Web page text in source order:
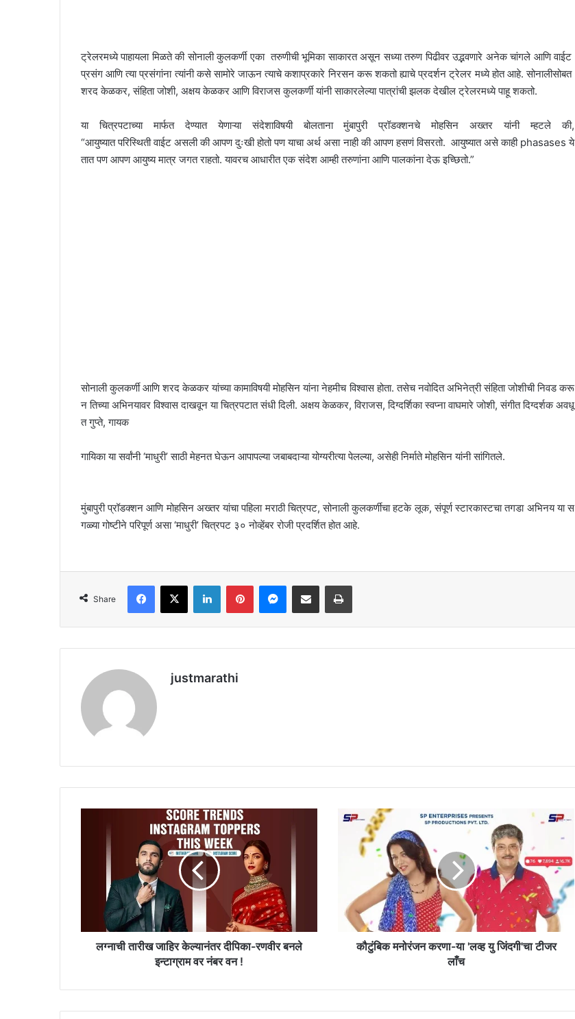
ट्रेलरमध्ये पाहायला मिळते की सोनाली कुलकर्णी एका तरुणीची भूमिका साकारत असून सध्या तरुण पिढीवर उद्भवणारे अनेक चांगले आणि वाईट
प्रसंग आणि त्या प्रसंगांना त्यांनी कसे सामोरे जाऊन त्याचे कशाप्रकारे निरसन करू शकतो ह्याचे प्रदर्शन ट्रेलर मध्ये होत आहे. सोनालीसोबत
शरद केळकर, संहिता जोशी, अक्षय केळकर आणि विराजस कुलकर्णी यांनी साकारलेल्या पात्रांची झलक देखील ट्रेलरमध्ये पाहू शकतो.
या चित्रपटाच्या मार्फत देण्यात येणाऱ्या संदेशाविषयी बोलताना मुंबापुरी प्रॉडक्शनचे मोहसिन अख्तर यांनी म्हटले की,
“आयुष्यात परिस्थिती वाईट असली की आपण दुःखी होतो पण याचा अर्थ असा नाही की आपण हसणं विसरतो. आयुष्यात असे काही phasases ये
तात पण आपण आयुष्य मात्र जगत राहतो. यावरच आधारीत एक संदेश आम्ही तरुणांना आणि पालकांना देऊ इच्छितो.”
सोनाली कुलकर्णी आणि शरद केळकर यांच्या कामाविषयी मोहसिन यांना नेहमीच विश्वास होता. तसेच नवोदित अभिनेत्री संहिता जोशीची निवड करू
न तिच्या अभिनयावर विश्वास दाखवून या चित्रपटात संधी दिली. अक्षय केळकर, विराजस, दिग्दर्शिका स्वप्ना वाघमारे जोशी, संगीत दिग्दर्शक अवधू
त गुप्ते, गायक
गायिका या सर्वांनी ‘माधुरी’ साठी मेहनत घेऊन आपापल्या जबाबदाऱ्या योग्यरीत्या पेलल्या, असेही निर्माते मोहसिन यांनी सांगितले.
मुंबापुरी प्रॉडक्शन आणि मोहसिन अख्तर यांचा पहिला मराठी चित्रपट, सोनाली कुलकर्णीचा हटके लूक, संपूर्ण स्टारकास्टचा तगडा अभिनय या स
गळ्या गोष्टीने परिपूर्ण असा ‘माधुरी’ चित्रपट ३० नोव्हेंबर रोजी प्रदर्शित होत आहे.
Share
justmarathi
र
त
लग्नाची तारीख जाहिर केल्यानंतर दीपिका-रणवीर बनले
इन्टाग्राम वर नंबर वन !
कौ
-
कौटुंबिक मनोरंजन करणा-या 'लव्ह यु जिंदगी'चा टीजर
लाँच